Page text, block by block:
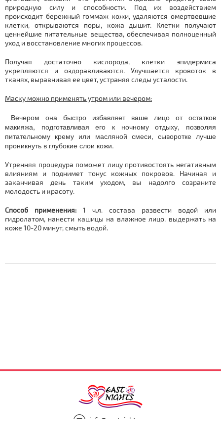
природную силу и способности. Под их воздействием
происходит бережный гоммаж кожи, удаляются омертвевшие
клетки, открываются поры, кожа дышит. Клетки получают
ценнейшие питательные вещества, обеспечивая полноценный
уход и восстановление многих процессов.
Получая достаточно кислорода, клетки эпидермиса
укрепляются и оздоравливаются. Улучшается кровоток в
тканях, выравнивая ее цвет, устраняя следы усталости.
Маску можно применять утром или вечером:
Вечером она быстро избавляет ваше лицо от остатков
макияжа, подготавливая его к ночному отдыху, позволяя
питательному крему или масляной смеси, сыворотке лучше
проникнуть в глубокие слои кожи.
Утренняя процедура поможет лицу противостоять негативным
влияниям и поднимет тонус кожных покровов. Начиная и
заканчивая день таким уходом, вы надолго созраните
молодость и красоту.
Способ применения: 1 ч.л. состава развести водой или
гидролатом, нанести кашицы на влажное лицо, выдержать на
коже 10-20 минут, смыть водой.
info@eastnights.ru